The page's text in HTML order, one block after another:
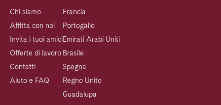
Chi siamo
Affitta con noi
Invita i tuoi amici
Offerte di lavoro
Contatti
Aiuto e FAQ
Francia
Portogallo
Emirati Arabi Uniti
Brasile
Spagna
Regno Unito
Guadalupa